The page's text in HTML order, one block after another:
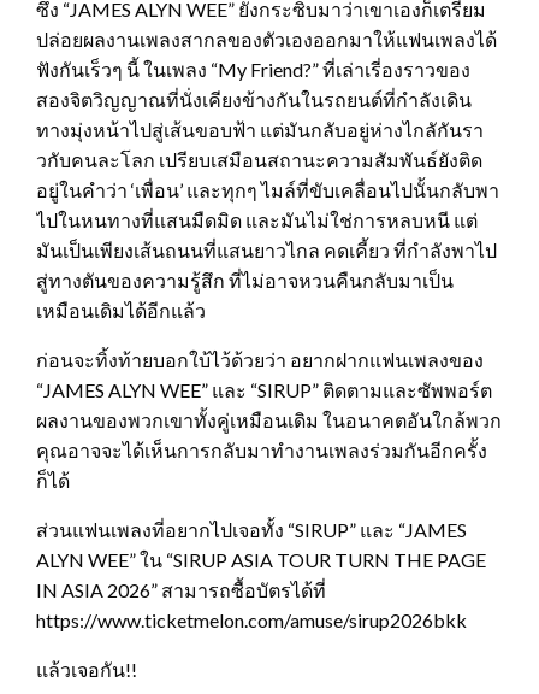
ซึ่ง “JAMES ALYN WEE” ยังกระซิบมาว่าเขาเองก็เตรียม
ปล่อยผลงานเพลงสากลของตัวเองออกมาให้แฟนเพลงได้
ฟังกันเร็วๆ นี้ ในเพลง “My Friend?” ที่เล่าเรี่องราวของ
สองจิตวิญญาณที่นั่งเคียงข้างกันในรถยนต์ที่กำลังเดิน
ทางมุ่งหน้าไปสู่เส้นขอบฟ้า แต่มันกลับอยู่ห่างไกลักันรา
วกับคนละโลก เปรียบเสมือนสถานะความสัมพันธ์ยังติด
อยู่ในคำว่า ‘เพื่อน’ และทุกๆ ไมล์ที่ขับเคลื่อนไปนั้นกลับพา
ไปในหนทางที่แสนมืดมิด และมันไม่ใช่การหลบหนี แต่
มันเป็นเพียงเส้นถนนที่แสนยาวไกล คดเคี้ยว ที่กำลังพาไป
สู่ทางตันของความรู้สึก ที่ไม่อาจหวนคืนกลับมาเป็น
เหมือนเดิมได้อีกแล้ว
ก่อนจะทิ้งท้ายบอกใบ้ไว้ด้วยว่า อยากฝากแฟนเพลงของ
“JAMES ALYN WEE” และ “SIRUP” ติดตามและซัพพอร์ต
ผลงานของพวกเขาทั้งคู่เหมือนเดิม ในอนาคตอันใกล้พวก
คุณอาจจะได้เห็นการกลับมาทำงานเพลงร่วมกันอีกครั้ง
ก็ได้
ส่วนแฟนเพลงที่อยากไปเจอทั้ง “SIRUP” และ “JAMES
ALYN WEE” ใน “SIRUP ASIA TOUR TURN THE PAGE
IN ASIA 2026” สามารถซื้อบัตรได้ที่
https://www.ticketmelon.com/amuse/sirup2026bkk
แล้วเจอกัน!!